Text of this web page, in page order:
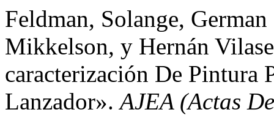
Feldman, Solange,
Mikkelson, y Hernán
caracterización De Pintura
Lanzador».AJEA (Actas